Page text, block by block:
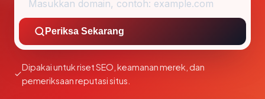
Periksa Sekarang
Dipakai untuk riset SEO, keamanan merek, dan
pemeriksaan reputasi situs.